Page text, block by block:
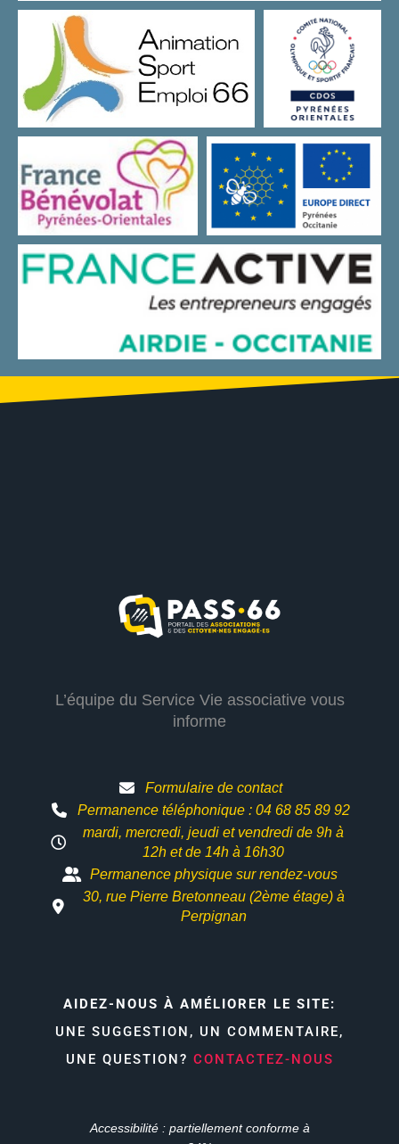
L’équipe du Service Vie associative vous
informe
Formulaire de contact
Permanence téléphonique : 04 68 85 89 92
mardi, mercredi, jeudi et vendredi de 9h à
12h etde 14h à 16h30
Permanence physique sur rendez-vous
30, rue Pierre Bretonneau (2ème étage) à
Perpignan
AIDEZ-NOUS À AMÉLIORER LE SITE:
UNE SUGGESTION, UN COMMENTAIRE,
UNE QUESTION? CONTACTEZ-NOUS
Accessibilité : partiellement conforme à